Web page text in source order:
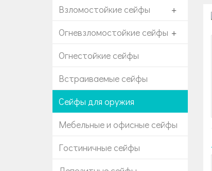
Взломостойкие сейфы +
Огневзломостойкие сейфы +
Огнестойкие сейфы
Встраиваемые сейфы
Сейфы для оружия
Мебельные и офисные сейфы
Гостиничные сейфы